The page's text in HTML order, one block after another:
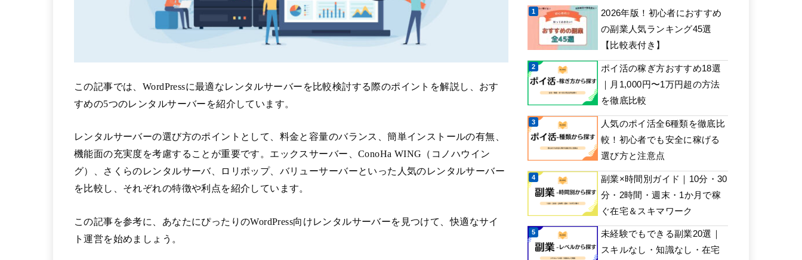
この記事では、WordPressに最適なレンタルサーバーを比較検討する際のポイントを解説し、おす
すめの5つのレンタルサーバーを紹介しています。
レンタルサーバーの選び方のポイントとして、料金と容量のバランス、簡単インストールの有無、
機能面の充実度を考慮することが重要です。エックスサーバー、ConoHa WING（コノハウイン
グ）、さくらのレンタルサーバ、ロリポップ、バリューサーバーといった人気のレンタルサーバー
を比較し、それぞれの特徴や利点を紹介しています。
この記事を参考に、あなたにぴったりのWordPress向けレンタルサーバーを見つけて、快適なサイ
ト運営を始めましょう。
2026年版！初心者におすすめ
の副業人気ランキング45選
【比較表付き】
ポイ活の稼ぎ方おすすめ18選
｜月1,000円〜1万円超の方法
を徹底比較
人気のポイ活全6種類を徹底比
較！初心者でも安全に稼げる
選び方と注意点
副業×時間別ガイド｜10分・30
分・2時間・週末・1か月で稼
ぐ在宅＆スキマワーク
未経験でもできる副業20選｜
スキルなし・知識なし・在宅